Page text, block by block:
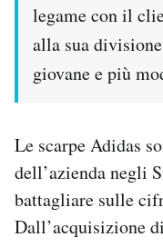
legame con il
alla sua
giovane e più
Le scarpe Adidas
dell’azienda negli
battagliare sulle
Dall’acquisizione